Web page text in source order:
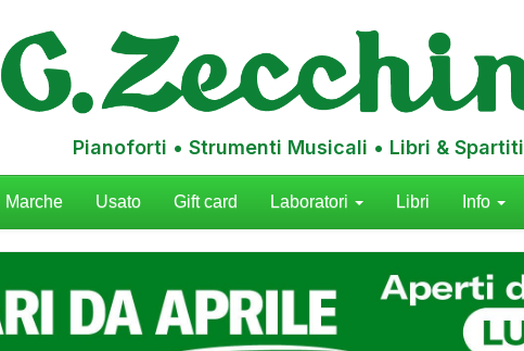
Pianoforti • Strumenti Musicali • Libri & Spartiti
Marche Usato Gift card Laboratori Libri Info